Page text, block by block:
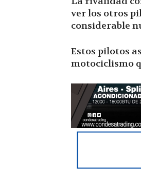
ver los otros
considerable
Estos pilotos
motociclismo